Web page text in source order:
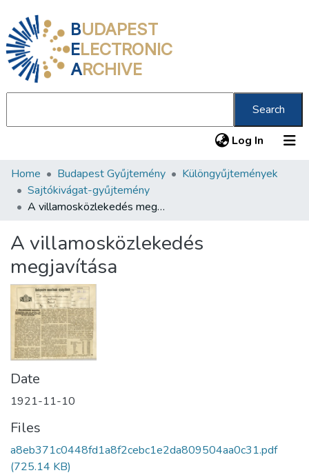
BUDAPEST
ELECTRONIC
ARCHIVE
Search
Log In (current)
Communities & Collections
All of DSpace
About us
Home Budapest Gyűjtemény
Különgyűjtemények
Sajtókivágat-gyűjtemény
A villamosközlekedés megjavítása
A villamosközlekedés
megjavítása
Date
1921-11-10
Files
a8eb371c0448fd1a8f2cebc1e2da809504aa0c31.pdf
(725.14 KB)